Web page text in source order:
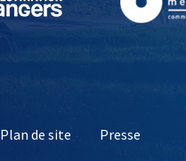
Plan de site Presse ,